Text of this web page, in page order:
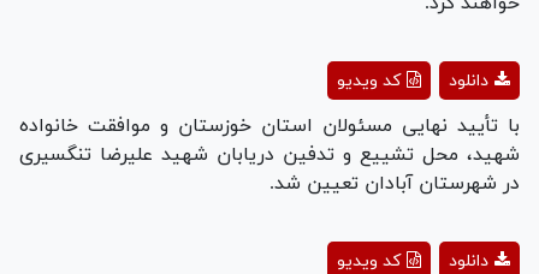
Play
Video
کد ویدیو دانلود
با تأیید نهایی مسئولان استان خوزستان و موافقت خانواده
شهید، محل تشییع و تدفین دریابان شهید علیرضا تنگسیری
در شهرستان آبادان تعیین شد.
Playکد ویدیو دانلود